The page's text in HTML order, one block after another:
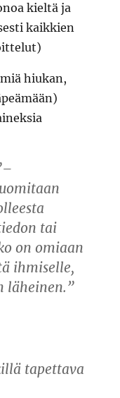
kieltä ja
kaikkien
hiukan,
tai
on omiaan
ihmiselle,
läheinen.”
tapettava